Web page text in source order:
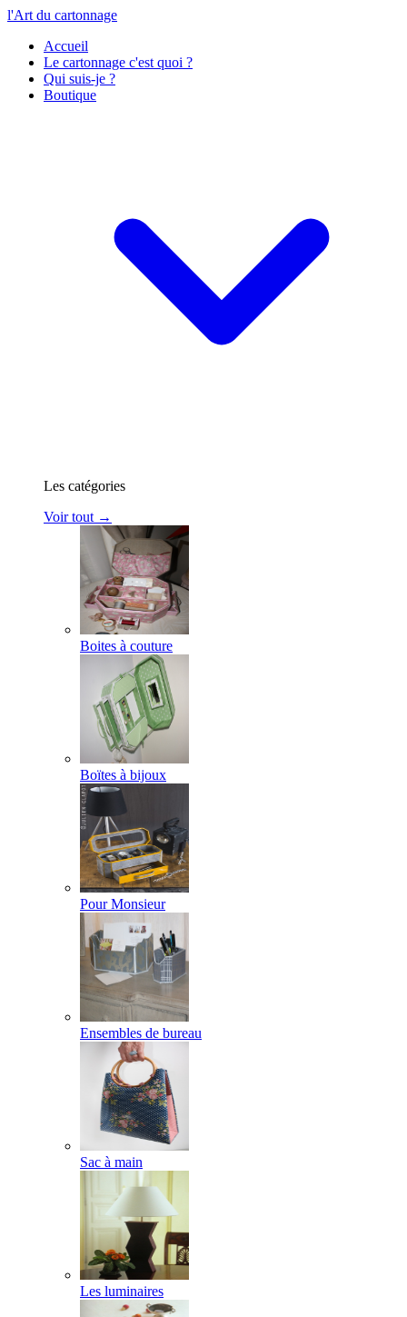
l'Art du cartonnage
Accueil
Le cartonnage c'est quoi ?
Qui suis-je ?
Boutique
Les catégories
Voir tout →
Boites à couture
Boïtes à bijoux
Pour Monsieur
Ensembles de bureau
Sac à main
Les luminaires